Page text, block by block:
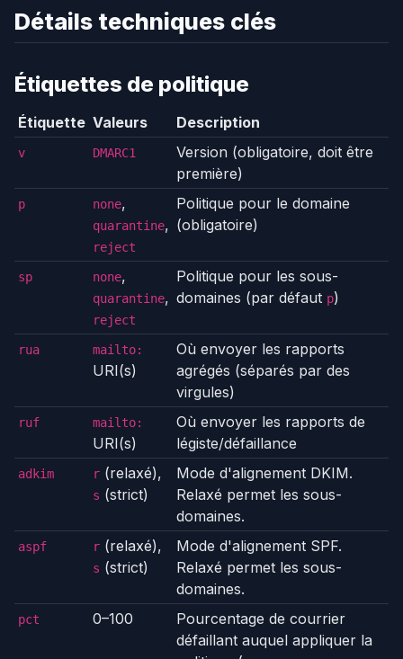
Détails techniques clés
Étiquettes de politique
Étiquette Valeurs Description
v DMARC1
Version (obligatoire, doit être
première)
p none,
quarantine,
reject
Politique pour le domaine
(obligatoire)
sp none,
quarantine,
reject
Politique pour les sous-
domaines (par défaut p)
rua mailto:
URI(s)
Où envoyer les rapports
agrégés (séparés par des
virgules)
ruf mailto:
URI(s)
Où envoyer les rapports de
légiste/défaillance
adkim r (relaxé),
s (strict)
Mode d'alignement DKIM.
Relaxé permet les sous-
domaines.
aspf r (relaxé),
s (strict)
Mode d'alignement SPF.
Relaxé permet les sous-
domaines.
pct 0–100
Pourcentage de courrier
défaillant auquel appliquer la